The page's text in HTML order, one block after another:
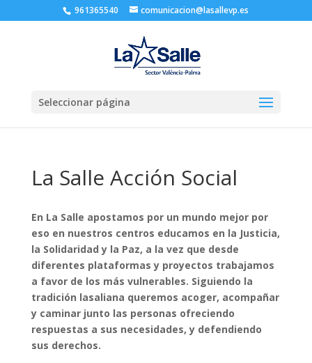
961365540 comunicacion@lasallevp.es
Seleccionar página
La Salle Acción Social
En La Salle apostamos por un mundo mejor por
eso en nuestros centros educamos en la Justicia,
la Solidaridad y la Paz, a la vez que desde
diferentes plataformas y proyectos trabajamos
a favor de los más vulnerables. Siguiendo la
tradición lasaliana queremos acoger, acompañar
y caminar junto las personas ofreciendo
respuestas a sus necesidades, y defendiendo
sus derechos.